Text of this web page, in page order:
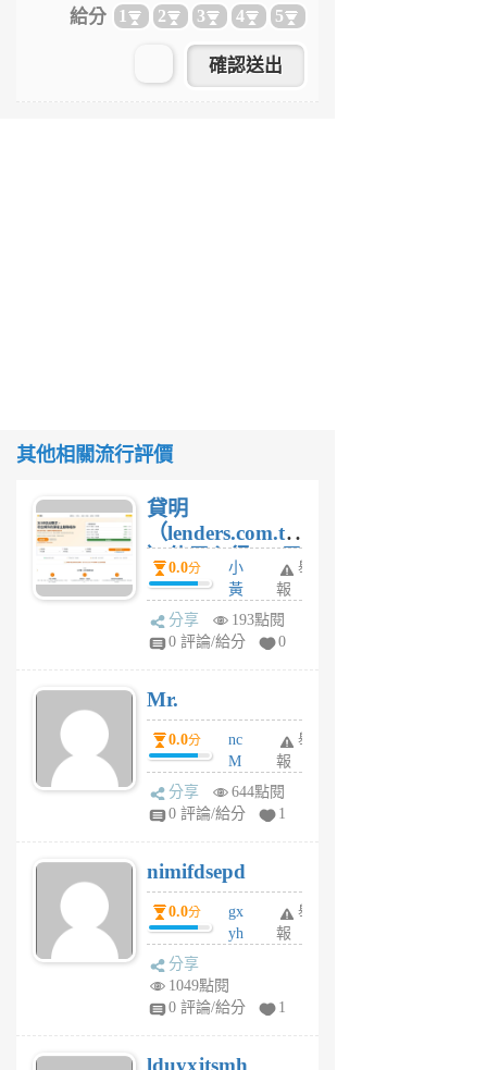
給分 1 2 3 4 5
其他相關流行評價
貸明
（lenders.com.tw
）使用心得 — 民
間貸款比較平台
體驗
0.0分
小
黃
蜂
1
舉
報
分享
193點閱
0 評論/給分
0
Mr.
0.0分
nc
M
U
F
U
5
個
月
舉
報
分享
644點閱
0 評論/給分
1
nimifdsepd
0.0分
gx
yh
jl
月
舉
報
分享
1049點閱
0 評論/給分
1